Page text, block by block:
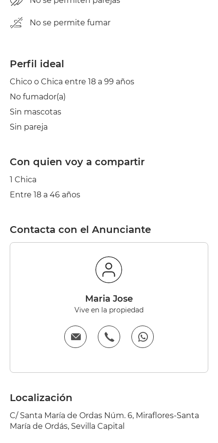
No se permite fumar
Perfil ideal
Chico o Chica entre 18 a 99 años
No fumador(a)
Sin mascotas
Sin pareja
Con quien voy a compartir
1 Chica
Entre 18 a 46 años
Contacta con el Anunciante
Maria Jose
Vive en la propiedad
Localización
C/ Santa María de Ordas Núm. 6, Miraflores-Santa
María de Ordás, Sevilla Capital